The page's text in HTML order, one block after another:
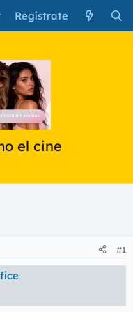
Regístrate
el cine
#1